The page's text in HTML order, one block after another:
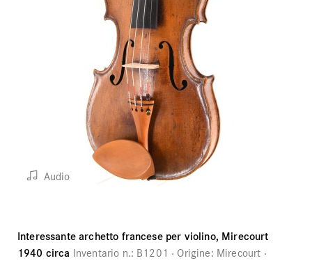
Audio
Interessante archetto francese per violino, Mirecourt
1940 circa Inventario n.: B1201 Origine: Mirecourt